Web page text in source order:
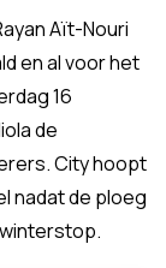
Aït-Nouri
en al voor het
16
de
City hoopt
nadat de ploeg